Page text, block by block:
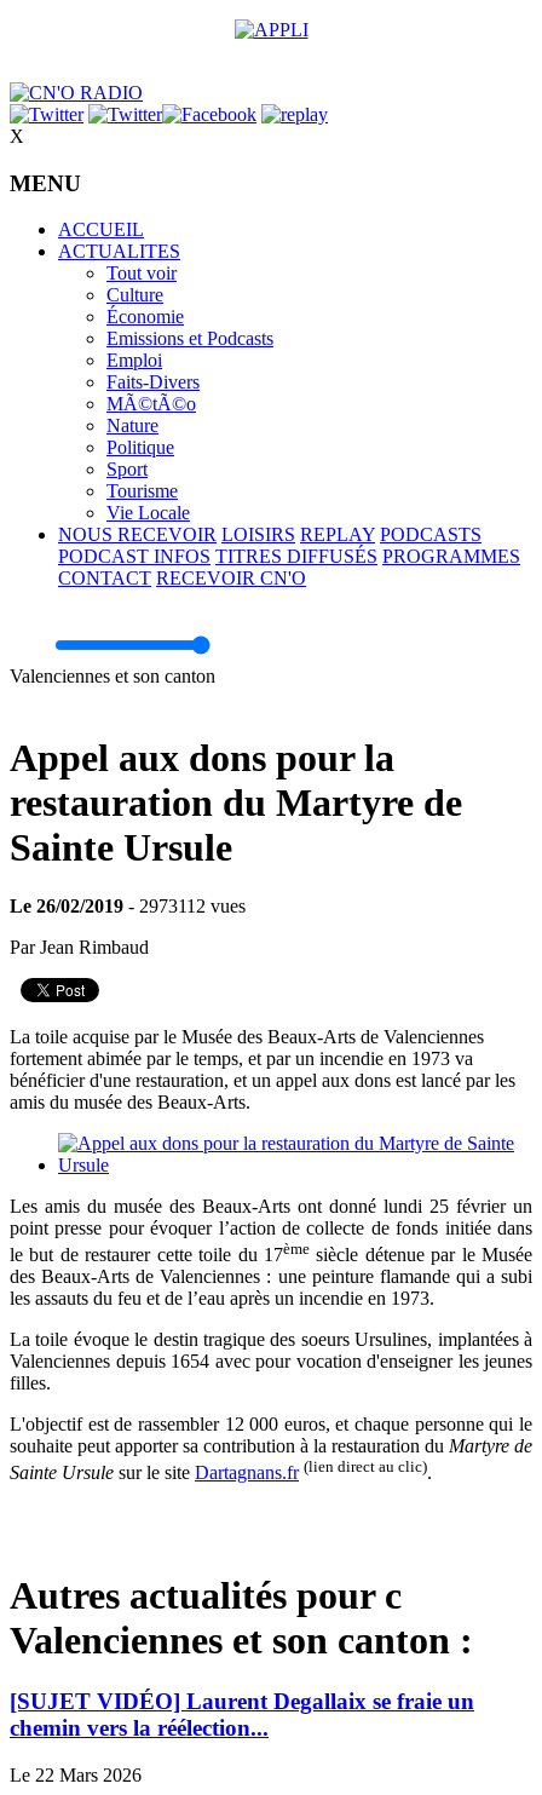
X
MENU
ACCUEIL
ACTUALITES
Tout voir
Culture
Économie
Emissions et Podcasts
Emploi
Faits-Divers
MÃ©tÃ©o
Nature
Politique
Sport
Tourisme
Vie Locale
NOUS RECEVOIR LOISIRS REPLAY PODCASTS
PODCAST INFOS TITRES DIFFUSÉS PROGRAMMES
CONTACT RECEVOIR CN'O
Valenciennes et son canton
Appel aux dons pour la
restauration du Martyre de
Sainte Ursule
Le 26/02/2019 - 2973112 vues
Par Jean Rimbaud
La toile acquise par le Musée des Beaux-Arts de Valenciennes
fortement abimée par le temps, et par un incendie en 1973 va
bénéficier d'une restauration, et un appel aux dons est lancé par les
amis du musée des Beaux-Arts.
Les amis du musée des Beaux-Arts ont donné lundi 25 février un
point presse pour évoquer l’action de collecte de fonds initiée dans
le but de restaurer cette toile du 17èmesiècle détenue par le Musée
des Beaux-Arts de Valenciennes : une peinture flamande qui a subi
les assauts du feu et de l’eau après un incendie en 1973.
La toile évoque le destin tragique des soeurs Ursulines, implantées à
Valenciennes depuis 1654 avec pour vocation d'enseigner les jeunes
filles.
L'objectif est de rassembler 12 000 euros, et chaque personne qui le
souhaite peut apporter sa contribution à la restauration du Martyre de
Sainte Ursule sur le site Dartagnans.fr (lien direct au clic).
Autres actualités pour c
Valenciennes et son canton :
[SUJET VIDÉO] Laurent Degallaix se fraie un
chemin vers la réélection...
Le 22 Mars 2026